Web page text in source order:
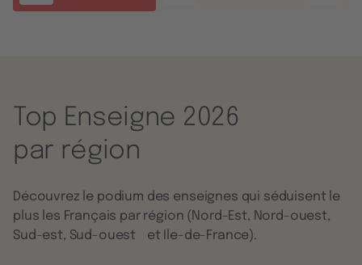
Top Enseigne 2026
par région
Découvrez le podium des enseignes qui séduisent le
plus les Français par région (Nord-Est, Nord-ouest,
Sud-est, Sud-ouest et Ile-de-France).